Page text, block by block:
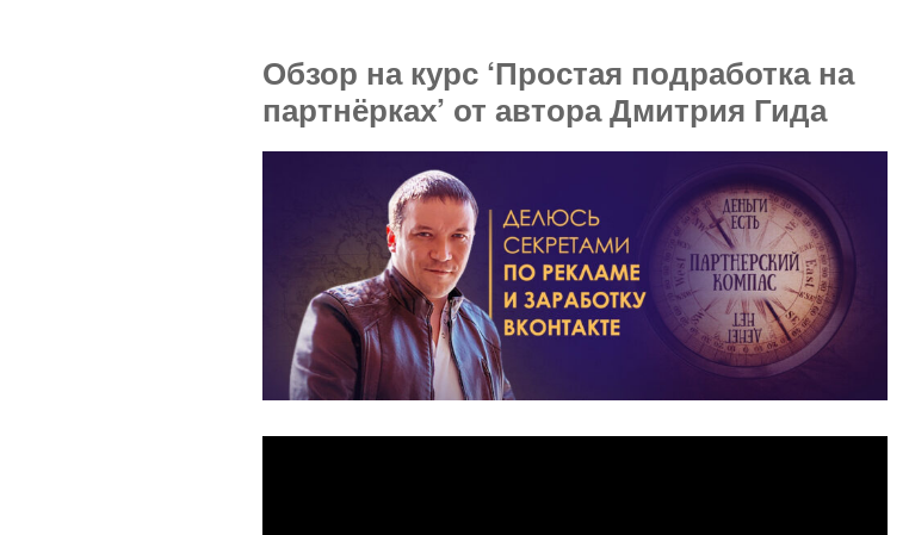
Обзор на курс ‘Простая подработка на
партнёрках’ от автора Дмитрия Гида